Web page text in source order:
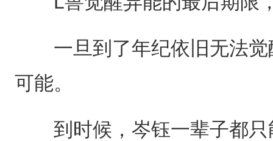
一旦到了年纪依旧无法觉
可能。
到时候，岑钰一辈子都只